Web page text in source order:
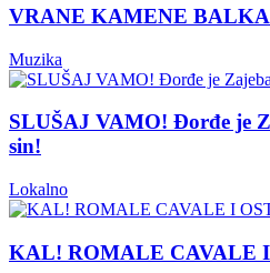
VRANE KAMENE
Muzika
SLUŠAJ VAMO! Đorđe je
sin!
Lokalno
KAL! ROMALE CAVALE